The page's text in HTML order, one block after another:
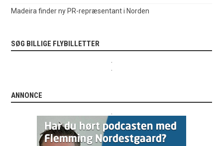
Madeira finder ny PR-repræsentant i Norden
SØG BILLIGE FLYBILLETTER
ANNONCE